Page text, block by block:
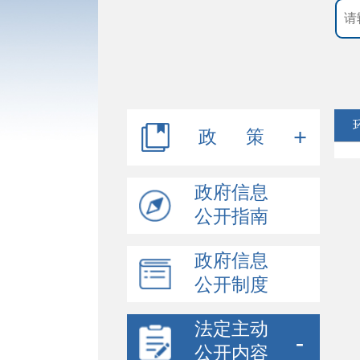
政 策
行政规范性文件
其他文件
政策解读
政府信息
公开指南
政府信息
公开制度
法定主动
公开内容